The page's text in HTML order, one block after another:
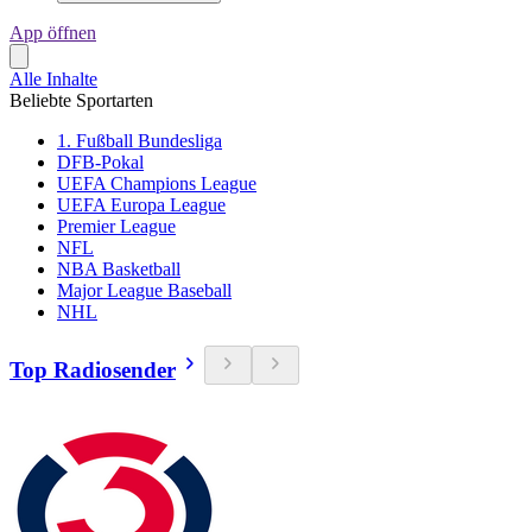
App öffnen
Alle Inhalte
Beliebte Sportarten
1. Fußball Bundesliga
DFB-Pokal
UEFA Champions League
UEFA Europa League
Premier League
NFL
NBA Basketball
Major League Baseball
NHL
Top Radiosender